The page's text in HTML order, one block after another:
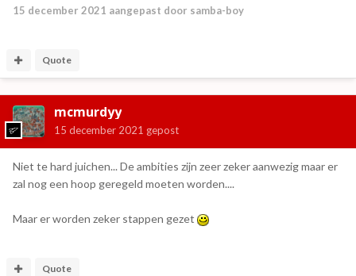
15 december 2021 aangepast door samba-boy
Quote
mcmurdyy
15 december 2021 gepost
Niet te hard juichen... De ambities zijn zeer zeker aanwezig maar er
zal nog een hoop geregeld moeten worden....
Maar er worden zeker stappen gezet
Quote